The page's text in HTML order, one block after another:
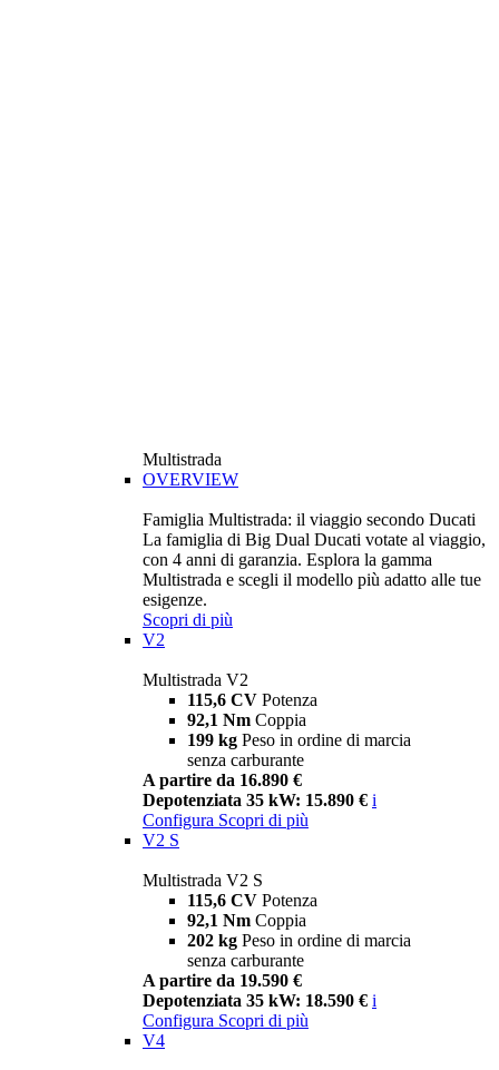
Multistrada
OVERVIEW
Famiglia Multistrada: il viaggio secondo Ducati
La famiglia di Big Dual Ducati votate al viaggio,
con 4 anni di garanzia. Esplora la gamma
Multistrada e scegli il modello più adatto alle tue
esigenze.
Scopri di più
V2
Multistrada V2
115,6 CV Potenza
92,1 Nm Coppia
199 kg Peso in ordine di marcia
senza carburante
A partire da 16.890 €
Depotenziata 35 kW: 15.890 € i
Configura Scopri di più
V2 S
Multistrada V2 S
115,6 CV Potenza
92,1 Nm Coppia
202 kg Peso in ordine di marcia
senza carburante
A partire da 19.590 €
Depotenziata 35 kW: 18.590 € i
Configura Scopri di più
V4